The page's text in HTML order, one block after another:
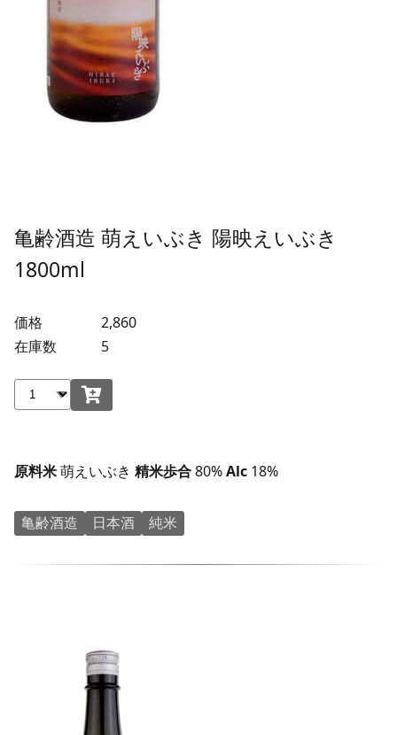
亀齢酒造 萌えいぶき 陽映えいぶき
1800ml
価格
2,860
在庫数
5
原料米萌えいぶき 精米歩合80%Alc 18%
亀齢酒造 日本酒 純米